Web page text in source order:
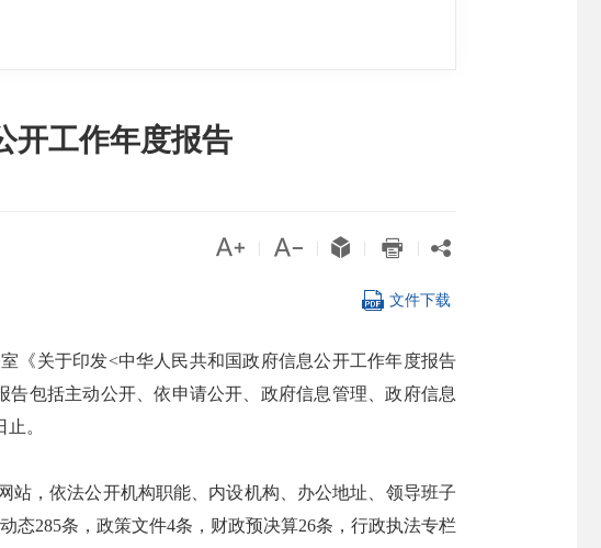
开工作年度报告
    
 文件下载
《关于印发<中华人民共和国政府信息公开工作年度报告
包括主动公开、依申请公开、政府信息管理、政府信息
。
站，依法公开机构职能、内设机构、办公地址、领导班子
态285条，政策文件4条，财政预决算26条，行政执法专栏